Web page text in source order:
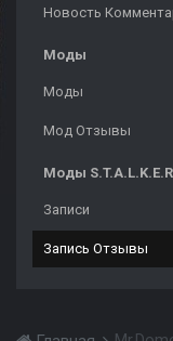
Новость
Моды
Моды
Мод Отзывы
Моды
Записи
Запись Отзывы